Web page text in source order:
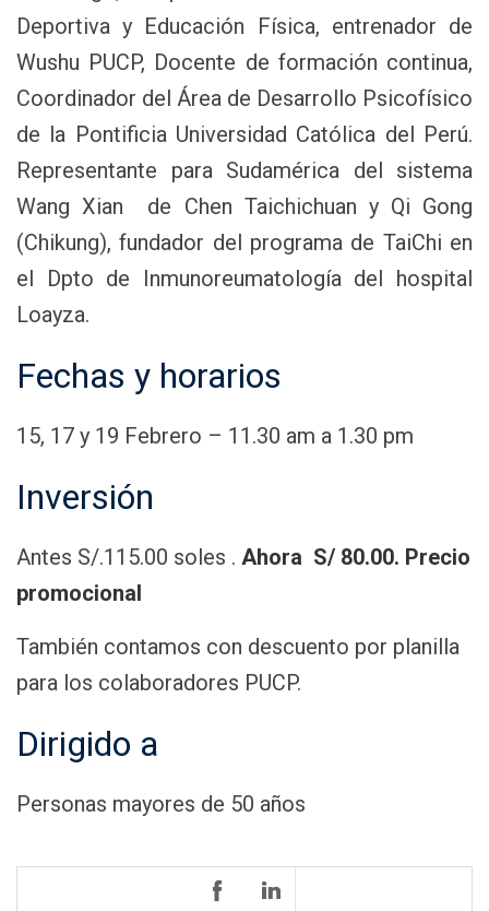
Deportiva y Educación Física, entrenador de
Wushu PUCP, Docente de formación continua,
Coordinador del Área de Desarrollo Psicofísico
de la Pontificia Universidad Católica del Perú.
Representante para Sudamérica del sistema
Wang Xian de Chen Taichichuan y Qi Gong
(Chikung), fundador del programa de TaiChi en
el Dpto de Inmunoreumatología del hospital
Loayza.
Fechas y horarios
15, 17 y 19 Febrero – 11.30 am a 1.30 pm
Inversión
Antes S/.115.00 soles . Ahora S/ 80.00. Precio
promocional
También contamos con descuento por planilla
para los colaboradores PUCP.
Dirigido a
Personas mayores de 50 años